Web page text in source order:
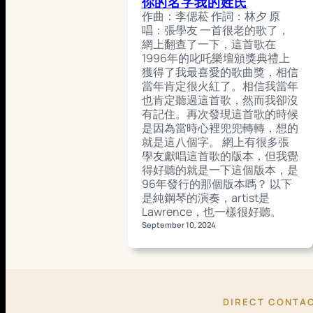
作曲：李偲菘 作詞：林夕 原
唱：張學友 一首很老的歌了，
網上翻查了一下，這首歌在
1996年的叱吒樂壇頒獎典禮上
獲得了我最喜愛的歌曲獎，相信
當年肯定很火紅了。相信我當年
也肯定聽過這首歌，然而我卻沒
有記住。再次發現這首歌的時候
是因為當時心裡兜兜轉轉，想的
就是這八個字。 網上有很多張
學友獻唱這首歌的版本，但我覺
得好聽的就是一下這個版本，是
96年發行的那個版本嗎？ 以下
是純鋼琴的演奏，artist是
Lawrence，也一樣很好聽。
September 10, 2024
DIRECT